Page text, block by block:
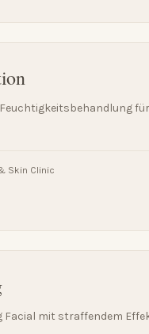
Skin Clinic
Facial mit straffendem